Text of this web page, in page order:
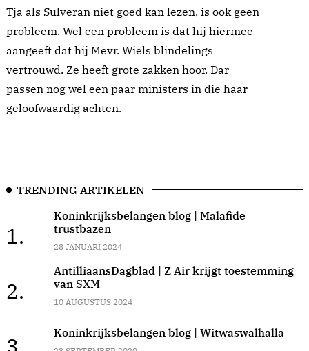
Tja als Sulveran niet goed kan lezen, is ook geen
probleem. Wel een probleem is dat hij hiermee
aangeeft dat hij Mevr. Wiels blindelings
vertrouwd. Ze heeft grote zakken hoor. Dar
passen nog wel een paar ministers in die haar
geloofwaardig achten.
TRENDING ARTIKELEN
1.
Koninkrijksbelangen blog | Malafide
trustbazen
28 JANUARI 2024
2.
AntilliaansDagblad | Z Air krijgt toestemming
van SXM
10 AUGUSTUS 2024
Koninkrijksbelangen blog | Witwaswalhalla